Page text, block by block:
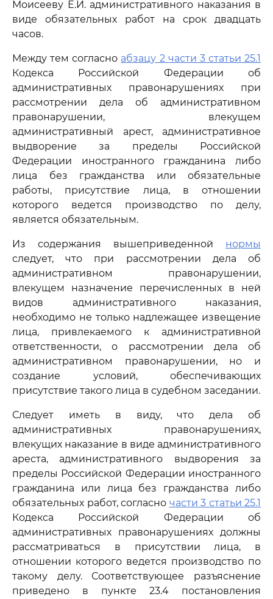
Моисееву Е.И. административного наказания в
виде обязательных работ на срок двадцать
часов.
Между тем согласно абзацу 2 части 3 статьи 25.1
Кодекса Российской Федерации об
административных правонарушениях при
рассмотрении дела об административном
правонарушении, влекущем
административный арест, административное
выдворение за пределы Российской
Федерации иностранного гражданина либо
лица без гражданства или обязательные
работы, присутствие лица, в отношении
которого ведется производство по делу,
является обязательным.
Из содержания вышеприведенной нормы
следует, что при рассмотрении дела об
административном правонарушении,
влекущем назначение перечисленных в ней
видов административного наказания,
необходимо не только надлежащее извещение
лица, привлекаемого к административной
ответственности, о рассмотрении дела об
административном правонарушении, но и
создание условий, обеспечивающих
присутствие такого лица в судебном заседании.
Следует иметь в виду, что дела об
административных правонарушениях,
влекущих наказание в виде административного
ареста, административного выдворения за
пределы Российской Федерации иностранного
гражданина или лица без гражданства либо
обязательных работ, согласно части 3 статьи 25.1
Кодекса Российской Федерации об
административных правонарушениях должны
рассматриваться в присутствии лица, в
отношении которого ведется производство по
такому делу. Соответствующее разъяснение
приведено в пункте 23.4 постановления